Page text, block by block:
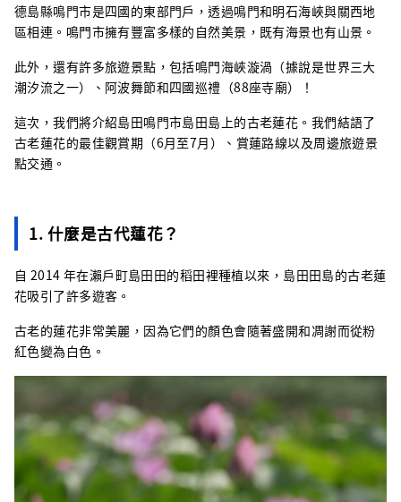
德島縣鳴門市是四國的東部門戶，透過鳴門和明石海峽與關西地
區相連。鳴門市擁有豐富多樣的自然美景，既有海景也有山景。
此外，還有許多旅遊景點，包括鳴門海峽漩渦（據說是世界三大
潮汐流之一）、阿波舞節和四國巡禮（88座寺廟）！
這次，我們將介紹島田鳴門市島田島上的古老蓮花。我們結語了
古老蓮花的最佳觀賞期（6月至7月）、賞蓮路線以及周邊旅遊景
點交通。
1. 什麼是古代蓮花？
自 2014 年在瀨戶町島田田的稻田裡種植以來，島田田島的古老蓮
花吸引了許多遊客。
古老的蓮花非常美麗，因為它們的顏色會隨著盛開和凋謝而從粉
紅色變為白色。